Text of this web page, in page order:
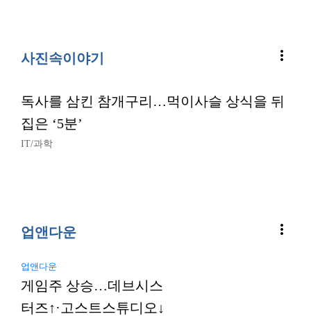
사진속이야기 more_vert
독사를 삼킨 참개구리…먹이사슬 상식을 뒤
집은 ‘5분’
IT/과학
업앤다운 more_vert
업앤다운
게임주 상승…데브시스
터즈↑·고스트스튜디오↓